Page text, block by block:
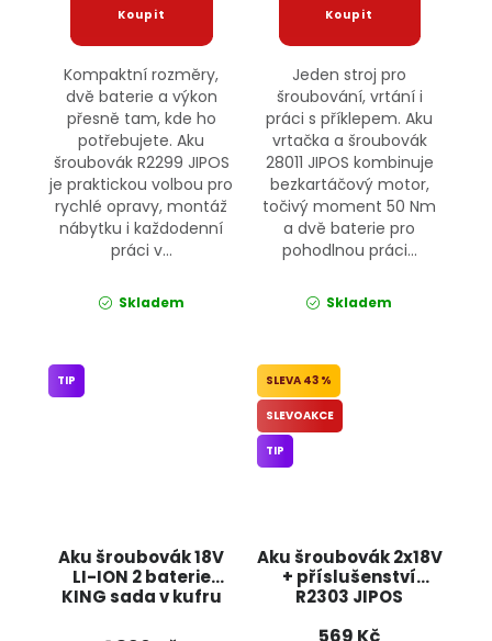
Kompaktní rozměry,
dvě baterie a výkon
přesně tam, kde ho
potřebujete. Aku
šroubovák R2299 JIPOS
je praktickou volbou pro
rychlé opravy, montáž
nábytku i každodenní
práci v...
Skladem
Jeden stroj pro
šroubování, vrtání i
práci s příklepem. Aku
vrtačka a šroubovák
28011 JIPOS kombinuje
bezkartáčový motor,
točivý moment 50 Nm
a dvě baterie pro
pohodlnou práci...
Skladem
Aku šroubovák 18V
LI-ION 2 baterie
KING sada v kufru
KRAFT&DELE
TIP
Aku šroubovák 2x18V
+ příslušenství
R2303 JIPOS
43 %
SLEVOAKCE
TIP